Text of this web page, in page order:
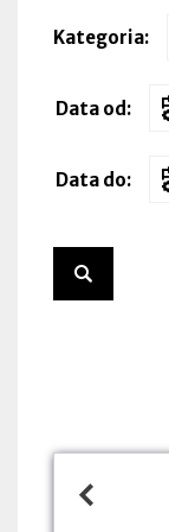
Kategoria
Zakres
dat
Data od
Data do